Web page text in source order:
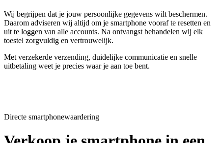
Wij begrijpen dat je jouw persoonlijke gegevens wilt beschermen.
Daarom adviseren wij altijd om je smartphone vooraf te resetten en
uit te loggen van alle accounts. Na ontvangst behandelen wij elk
toestel zorgvuldig en vertrouwelijk.
Met verzekerde verzending, duidelijke communicatie en snelle
uitbetaling weet je precies waar je aan toe bent.
Directe smartphonewaardering